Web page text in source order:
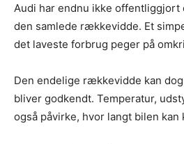
Audi har endnu ikke offentliggjort
den samlede rækkevidde. Et
det laveste forbrug peger på
Den endelige rækkevidde kan
bliver godkendt. Temperatur,
også påvirke, hvor langt bilen kan